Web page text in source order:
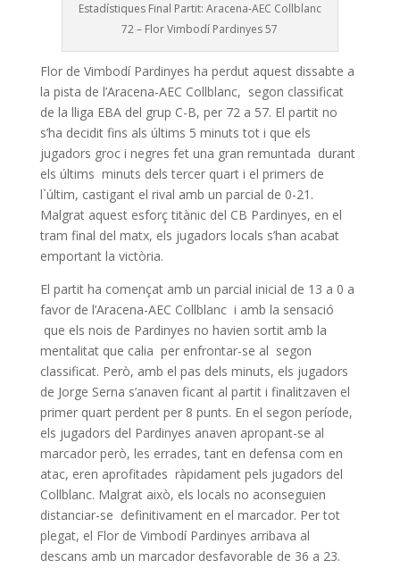
Estadístiques Final Partit: Aracena-AEC Collblanc
72 – Flor Vimbodí Pardinyes 57
Flor de Vimbodí Pardinyes ha perdut aquest dissabte a
la pista de l’Aracena-AEC Collblanc, segon classificat
de la lliga EBA del grup C-B, per 72 a 57. El partit no
s’ha decidit fins als últims 5 minuts tot i que els
jugadors groc i negres fet una gran remuntada durant
els últims minuts dels tercer quart i el primers de
l`últim, castigant el rival amb un parcial de 0-21.
Malgrat aquest esforç titànic del CB Pardinyes, en el
tram final del matx, els jugadors locals s’han acabat
emportant la victòria.
El partit ha començat amb un parcial inicial de 13 a 0 a
favor de l’Aracena-AEC Collblanc i amb la sensació
que els nois de Pardinyes no havien sortit amb la
mentalitat que calia per enfrontar-se al segon
classificat. Però, amb el pas dels minuts, els jugadors
de Jorge Serna s’anaven ficant al partit i finalitzaven el
primer quart perdent per 8 punts. En el segon període,
els jugadors del Pardinyes anaven apropant-se al
marcador però, les errades, tant en defensa com en
atac, eren aprofitades ràpidament pels jugadors del
Collblanc. Malgrat això, els locals no aconseguien
distanciar-se definitivament en el marcador. Per tot
plegat, el Flor de Vimbodí Pardinyes arribava al
descans amb un marcador desfavorable de 36 a 23.